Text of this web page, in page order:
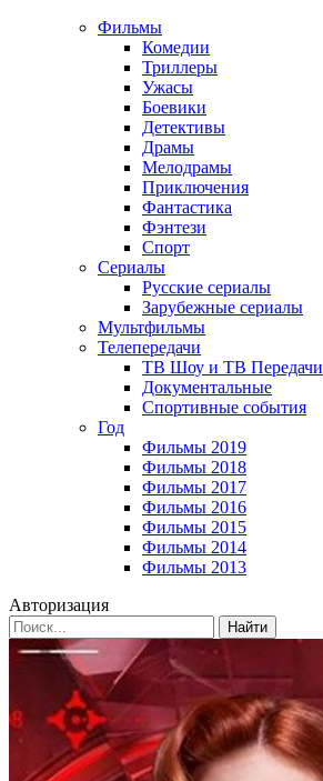
Фильмы
Комедии
Триллеры
Ужасы
Боевики
Детективы
Драмы
Мелодрамы
Приключения
Фантастика
Фэнтези
Спорт
Сериалы
Русские сериалы
Зарубежные сериалы
Мультфильмы
Телепередачи
ТВ Шоу и ТВ Передачи
Документальные
Спортивные события
Год
Фильмы 2019
Фильмы 2018
Фильмы 2017
Фильмы 2016
Фильмы 2015
Фильмы 2014
Фильмы 2013
Авторизация
Найти